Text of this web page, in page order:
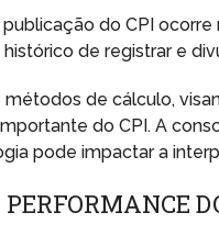
do CPI
de registrar e
métodos de cálculo,
do CPI. A
pode impactar a